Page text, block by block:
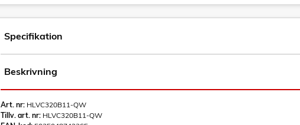
Specifikation
Beskrivning
Art. nr: HLVC320B11-QW
Tillv. art. nr: HLVC320B11-QW